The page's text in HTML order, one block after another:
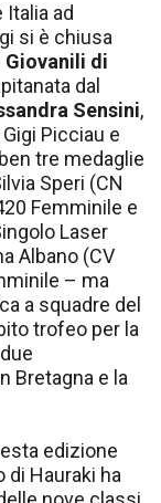
Italia ad
si è chiusa
di
dal
Sensini,
Picciau e
tre medaglie
Speri (CN
Femminile e
Laser
Albano (CV
– ma
a squadre del
trofeo per la
Bretagna e la
edizione
di Hauraki ha